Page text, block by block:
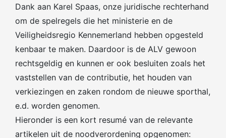
Dank aan Karel Spaas, onze juridische rechterhand
om de spelregels die het ministerie en de
Veiligheidsregio Kennemerland hebben opgesteld
kenbaar te maken. Daardoor is de ALV gewoon
rechtsgeldig en kunnen er ook besluiten zoals het
vaststellen van de contributie, het houden van
verkiezingen en zaken rondom de nieuwe sporthal,
e.d. worden genomen.
Hieronder is een kort resumé van de relevante
artikelen uit de noodverordening opgenomen: